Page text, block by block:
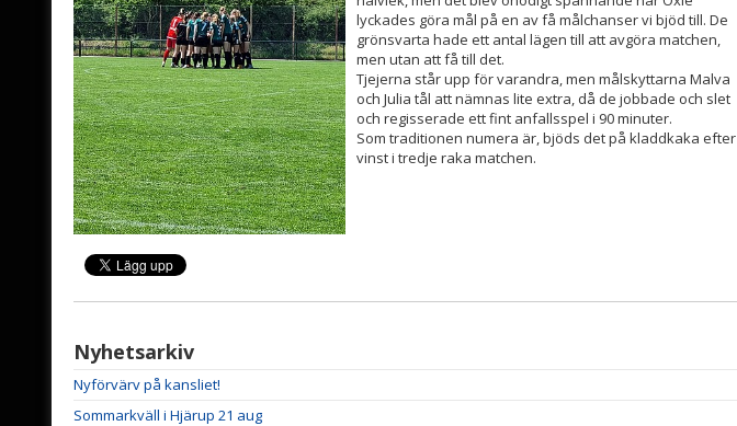
lyckades göra mål på en av få målchanser vi bjöd till. De
grönsvarta hade ett antal lägen till att avgöra matchen,
men utan att få till det.
Tjejerna står upp för varandra, men målskyttarna Malva
och Julia tål att nämnas lite extra, då de jobbade och slet
och regisserade ett fint anfallsspel i 90 minuter.
Som traditionen numera är, bjöds det på kladdkaka efter
vinst i tredje raka matchen.
Nyhetsarkiv
Nyförvärv på kansliet!
Sommarkväll i Hjärup 21 aug